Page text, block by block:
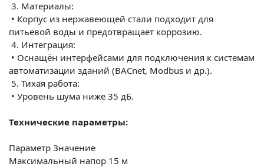
3. Материалы:
• Корпус из нержавеющей стали подходит для
питьевой воды и предотвращает коррозию.
4. Интеграция:
• Оснащён интерфейсами для подключения к системам
автоматизации зданий (BACnet, Modbus и др.).
5. Тихая работа:
• Уровень шума ниже 35 дБ.
Технические параметры:
Параметр Значение
Максимальный напор 15 м